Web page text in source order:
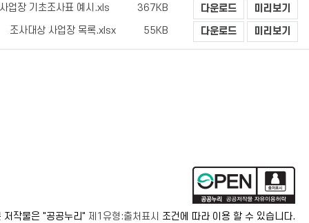
사업장 기초조사표 예시.xls
367KB 다운로드
미리보기
조사대상 사업장 목록.xlsx
55KB 다운로드 미리보기
저작물은 "공공누리" 제1유형:출처표시 조건에 따라 이용 할 수 있습니다.